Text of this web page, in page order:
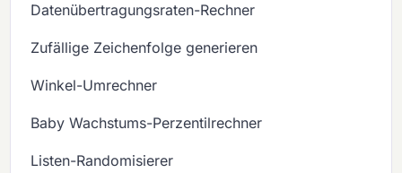
Datenübertragungsraten-Rechner
Zufällige Zeichenfolge generieren
Winkel-Umrechner
Baby Wachstums-Perzentilrechner
Listen-Randomisierer